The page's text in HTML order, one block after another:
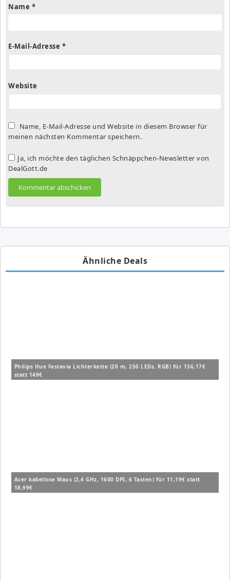
Name *
E-Mail-Adresse *
Website
Name, E-Mail-Adresse und Website in diesem Browser für
meinen nächsten Kommentar speichern.
Ja, ich möchte den täglichen Schnäppchen-Newsletter von
DealGott.de
Ähnliche Deals
Philips Hue Festavia Lichterkette (20 m, 250 LEDs, RGB) für 136,17€
statt 149€
Acer kabellose Maus (2,4 GHz, 1600 DPI, 6 Tasten) für 11,19€ statt
18,99€